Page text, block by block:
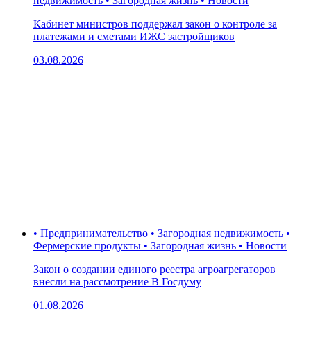
Кабинет министров поддержал закон о контроле за
платежами и сметами ИЖС застройщиков
03.08.2026
• Предпринимательство • Загородная недвижимость •
Фермерские продукты • Загородная жизнь • Новости
Закон о создании единого реестра агроагрегаторов
внесли на рассмотрение В Госдуму
01.08.2026